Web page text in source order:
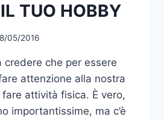
TUO HOBBY
05/2016
credere che per essere
attenzione alla nostra
attività fisica. È vero,
importantissime, ma c’è